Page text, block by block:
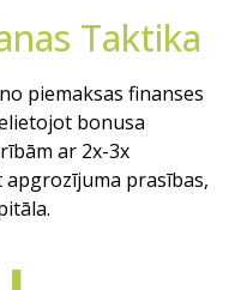
Taktika
piemaksas finanses
bonusa
ar 2x-3x
prasības,